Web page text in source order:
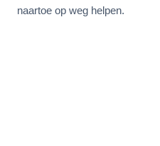
naartoe op weg helpen.